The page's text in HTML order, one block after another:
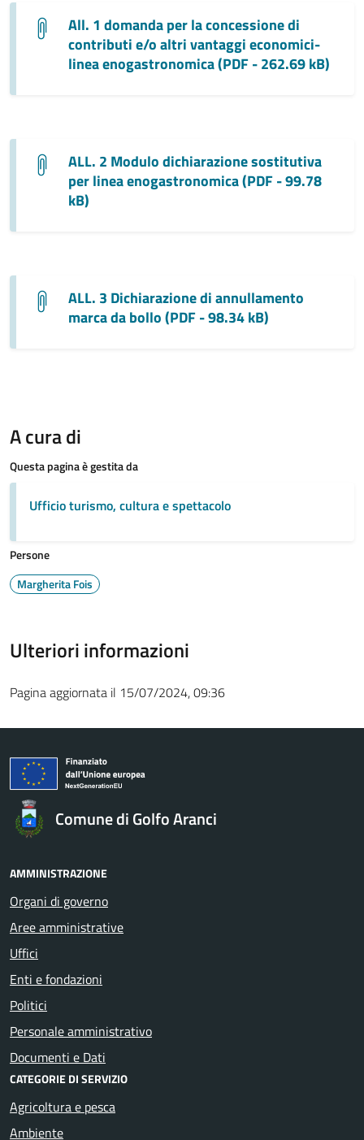
All. 1 domanda per la concessione di
contributi e/o altri vantaggi economici-
linea enogastronomica (PDF - 262.69 kB)
ALL. 2 Modulo dichiarazione sostitutiva
per linea enogastronomica (PDF - 99.78
kB)
ALL. 3 Dichiarazione di annullamento
marca da bollo (PDF - 98.34 kB)
A cura di
Questa pagina è gestita da
Ufficio turismo, cultura e spettacolo
Persone
Margherita Fois
Ulteriori informazioni
Pagina aggiornata il 15/07/2024, 09:36
Comune di Golfo Aranci
AMMINISTRAZIONE
Organi di governo
Aree amministrative
Uffici
Enti e fondazioni
Politici
Personale amministrativo
Documenti e Dati
CATEGORIE DI SERVIZIO
Agricoltura e pesca
Ambiente